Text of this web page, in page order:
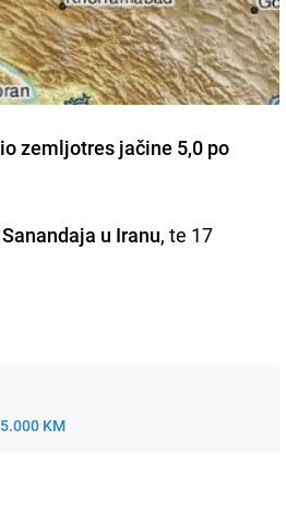
zemljotres jačine 5,0 po
Sanandaja u Iranu, te 17
KM